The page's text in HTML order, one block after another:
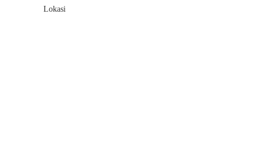
Lokasi